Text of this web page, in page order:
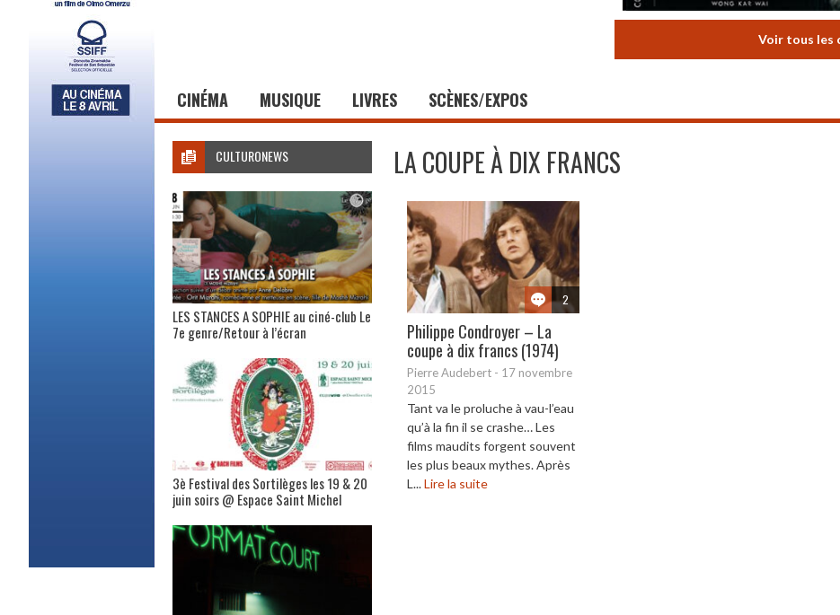
Voir tous les
CINÉMA MUSIQUE LIVRES SCÈNES/EXPOS
LA COUPE À DIX FRANCS
2
Philippe Condroyer – La
coupe à dix francs (1974)
Pierre Audebert - 17 novembre
2015
Tant va le proluche à vau-l’eau
qu’à la fin il se crashe… Les
films maudits forgent souvent
les plus beaux mythes. Après
L...Lire la suite
CULTURONEWS
LES STANCES A SOPHIE au ciné-club Le
7e genre/Retour à l’écran
3è Festival des Sortilèges les 19 & 20
juin soirs @ Espace Saint Michel